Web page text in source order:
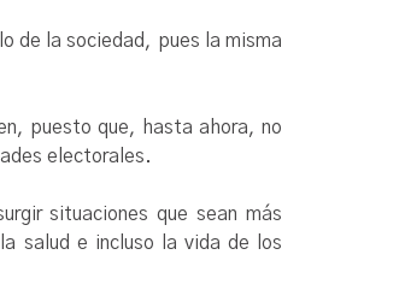
de la sociedad, pues la misma
puesto que, hasta ahora, no
electorales.
situaciones que sean más
salud e incluso la vida de los